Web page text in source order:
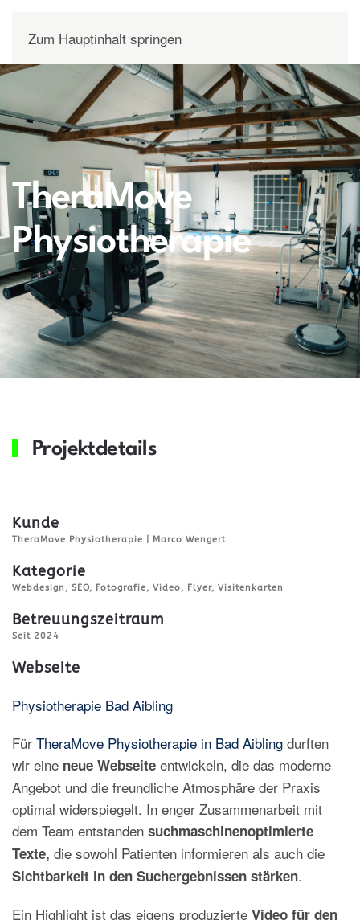
Zum Hauptinhalt springen
TheraMove
Physiotherapie
Projektdetails
Kunde
TheraMove Physiotherapie | Marco Wengert
Kategorie
Webdesign, SEO, Fotografie, Video, Flyer, Visitenkarten
Betreuungszeitraum
Seit 2024
Webseite
Physiotherapie Bad Aibling
Für TheraMove Physiotherapie in Bad Aibling durften
wir eine neue Webseite entwickeln, die das moderne
Angebot und die freundliche Atmosphäre der Praxis
optimal widerspiegelt. In enger Zusammenarbeit mit
dem Team entstanden suchmaschinenoptimierte
Texte, die sowohl Patienten informieren als auch die
Sichtbarkeit in den Suchergebnissen stärken.
Ein Highlight ist das eigens produzierte Video für den